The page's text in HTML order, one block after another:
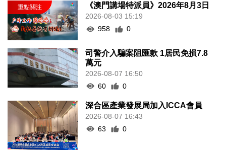
《澳門講場特派員》2026年8月3日
2026-08-03 15:19
958
0
司警介入騙案阻匯款 1居民免損7.8
萬元
2026-08-07 16:50
60
0
深合區產業發展局加入ICCA會員
2026-08-07 16:43
63
0